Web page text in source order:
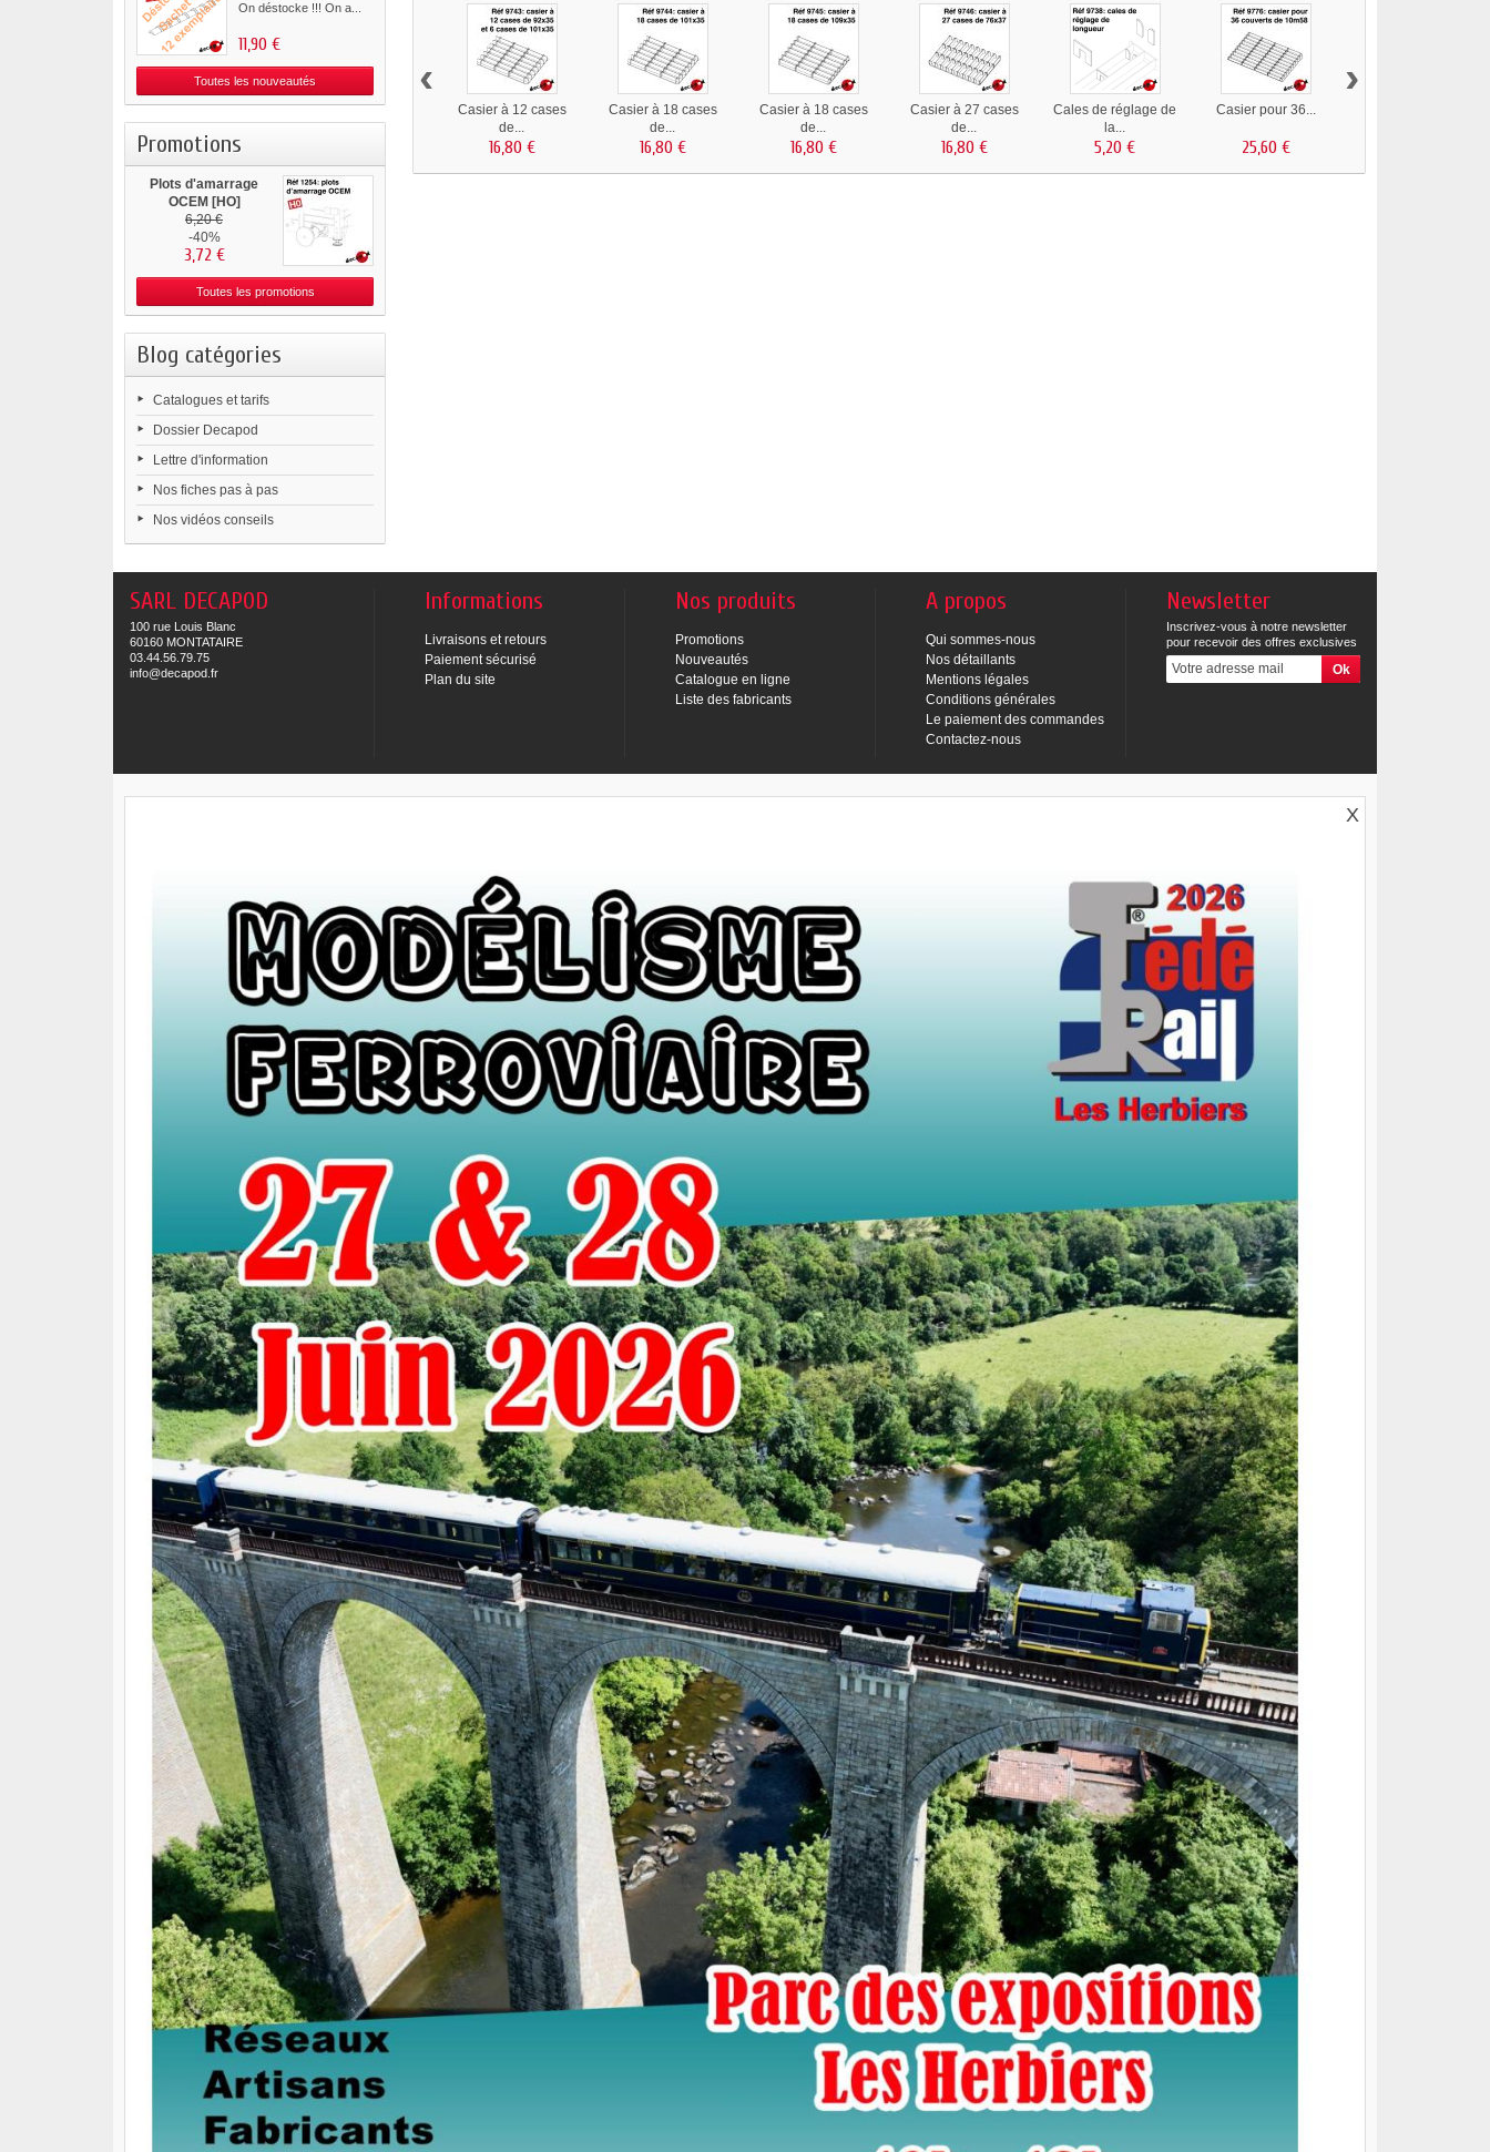
On déstocke !!! On a...
11,90 €
Toutes les nouveautés
Promotions
Plots d'amarrage
OCEM [HO]
6,20 €
-40%
3,72 €
Toutes les promotions
Blog catégories
Catalogues et tarifs
Dossier Decapod
Lettre d'information
Nos fiches pas à pas
Nos vidéos conseils
Casier à 12 cases
de...
16,80 €
Casier à 18 cases
de...
16,80 €
Casier à 18 cases
de...
16,80 €
Casier à 27 cases
de...
16,80 €
Cales de réglage de
la...
5,20 €
Casier pour 36...
25,60 €
‹ ›
SARL DECAPOD
100 rue Louis Blanc
60160 MONTATAIRE
03.44.56.79.75
info@decapod.fr
Informations
Livraisons et retours
Paiement sécurisé
Plan du site
Nos produits
Promotions
Nouveautés
Catalogue en ligne
Liste des fabricants
A propos
Qui sommes-nous
Nos détaillants
Mentions légales
Conditions générales
Le paiement des commandes
Contactez-nous
Newsletter
Inscrivez-vous à notre newsletter
pour recevoir des offres exclusives
X